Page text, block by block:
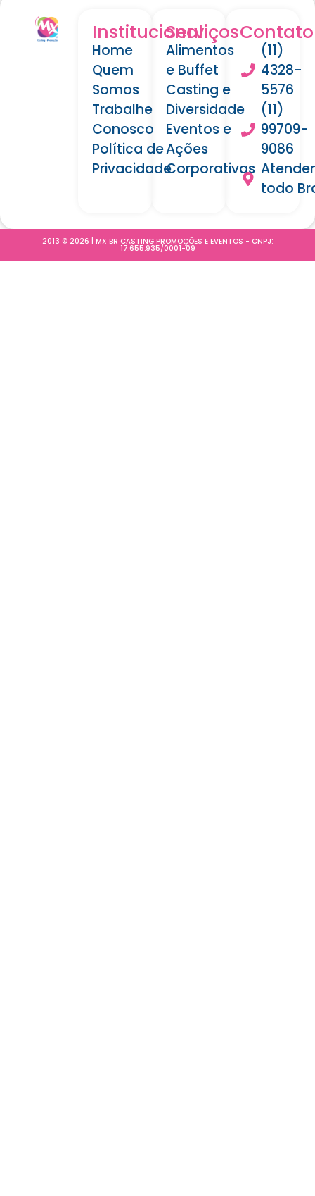
Institucional
Home
Quem
Somos
Trabalhe
Conosco
Política de
Privacidade
Serviços
Alimentos
e Buffet
Casting e
Diversidade
Eventos e
Ações
Corporativas
Contato
(11)
4328-
5576
(11)
99709-
9086
todo
2013 © 2026 | MX BR CASTING PROMOÇÕES E EVENTOS - CNPJ:
17.655.935/0001-09